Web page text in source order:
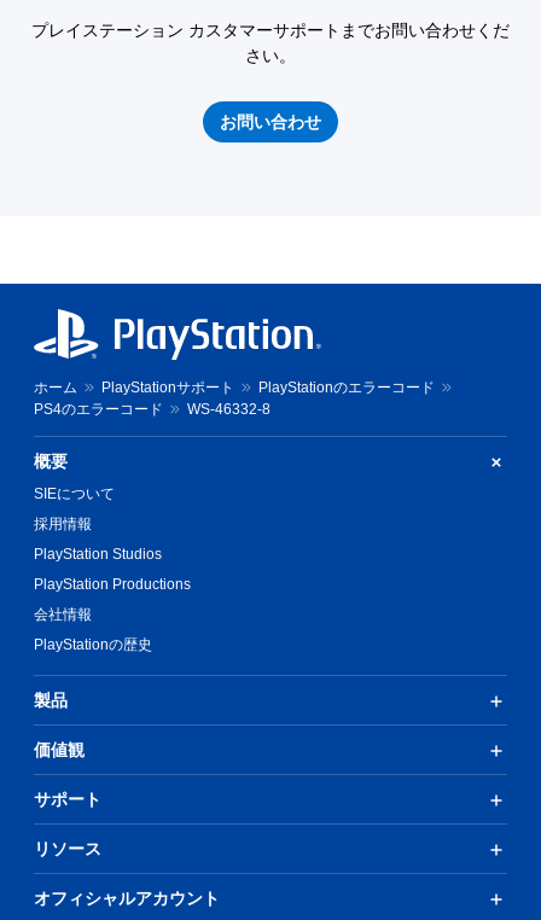
プレイステーション カスタマーサポートまでお問い合わせくだ
さい。
お問い合わせ
ホーム PlayStationサポート
PlayStationのエラーコード
PS4のエラーコード
WS-46332-8
概要
SIEについて
採用情報
PlayStation Studios
PlayStation Productions
会社情報
PlayStationの歴史
製品
価値観
サポート
リソース
オフィシャルアカウント